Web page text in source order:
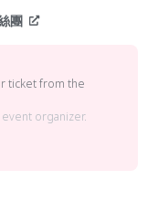
團
ticket from the
organizer.